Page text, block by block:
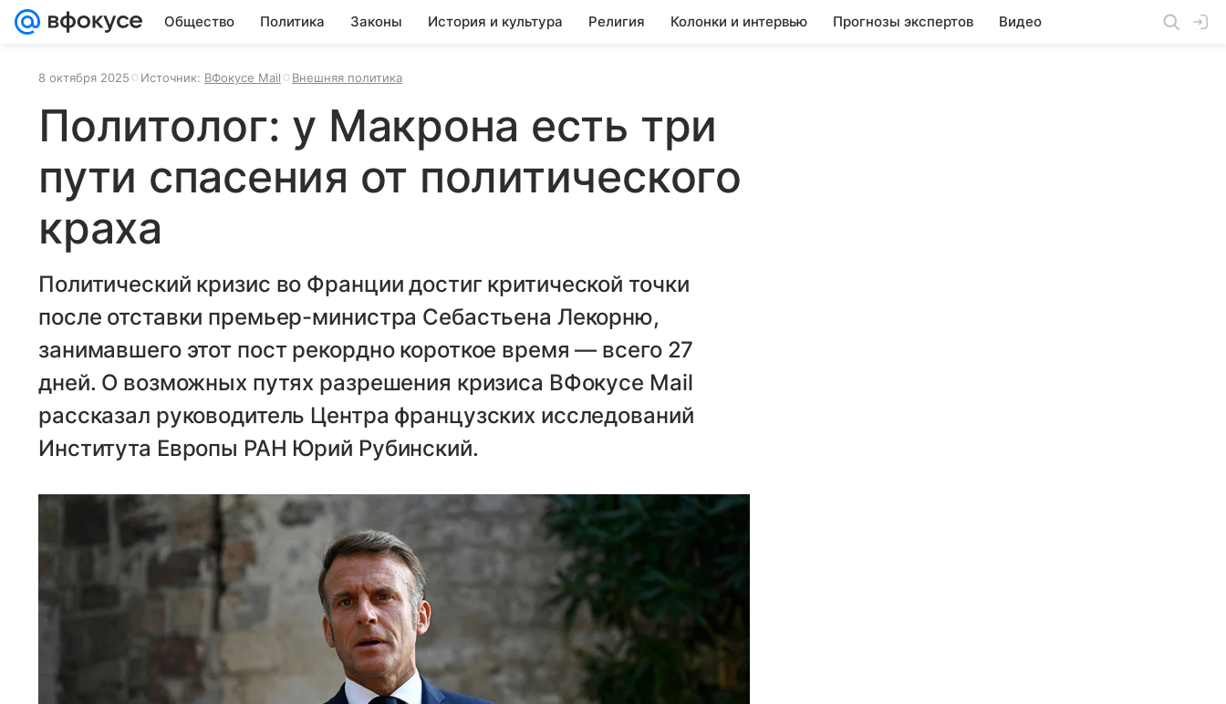
Общество Политика Законы История и культура Религия Колонки и интервью Прогнозы экспертов Видео
8 октября 2025 Источник: ВФокусе Mail Внешняя политика
Политолог: у Макрона есть три
пути спасения от политического
краха
Политический кризис во Франции достиг критической точки
после отставки премьер-министра Себастьена Лекорню,
занимавшего этот пост рекордно короткое время — всего 27
дней. О возможных путях разрешения кризиса ВФокусе Mail
рассказал руководитель Центра французских исследований
Института Европы РАН Юрий Рубинский.